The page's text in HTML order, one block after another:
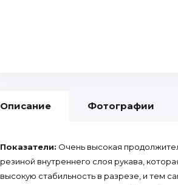
Описание Фотографии
Показатели: Очень высокая
резиной внутреннего слоя рукава,
высокую стабильность в разрезе, и тем